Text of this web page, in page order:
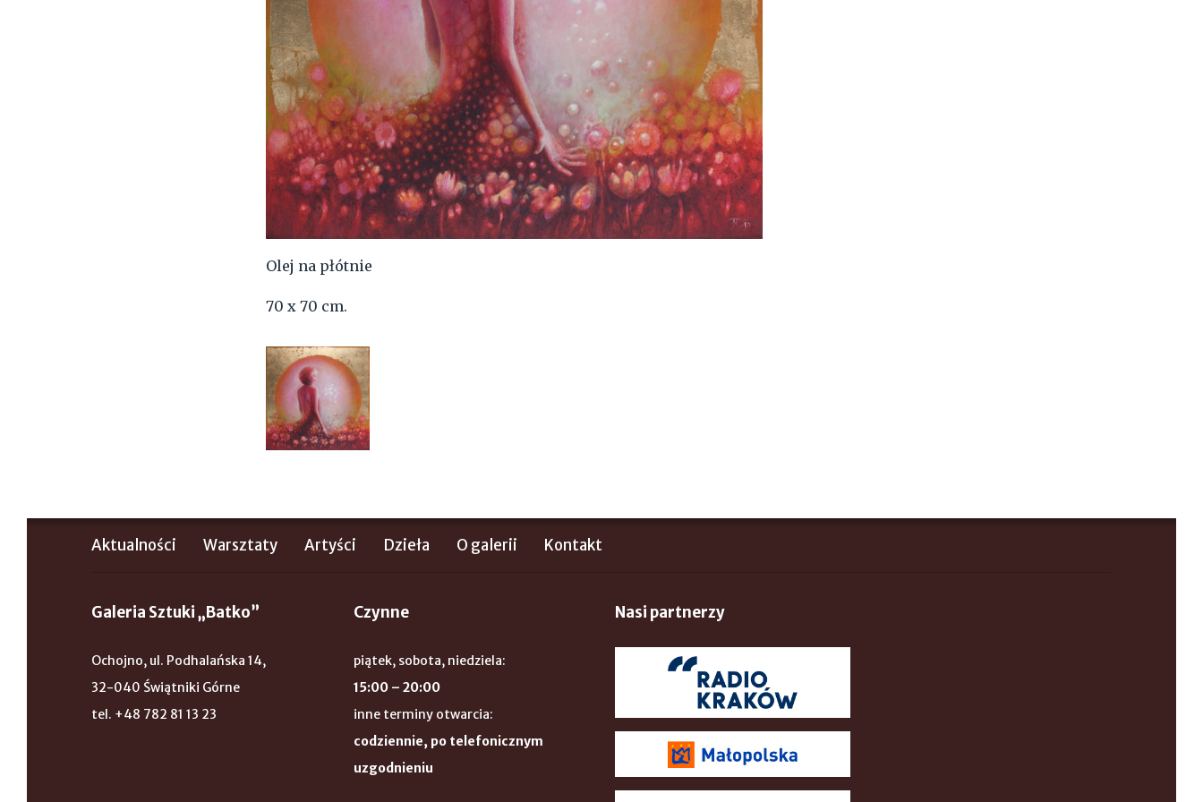
Olej na płótnie
70 x 70 cm.
Aktualności Warsztaty Artyści Dzieła O galerii Kontakt
Galeria Sztuki „Batko”
Ochojno, ul. Podhalańska 14,
32-040 Świątniki Górne
tel. +48 782 81 13 23
Czynne
piątek, sobota, niedziela:
15:00 – 20:00
inne terminy otwarcia:
codziennie, po telefonicznym
uzgodnieniu
Nasi partnerzy